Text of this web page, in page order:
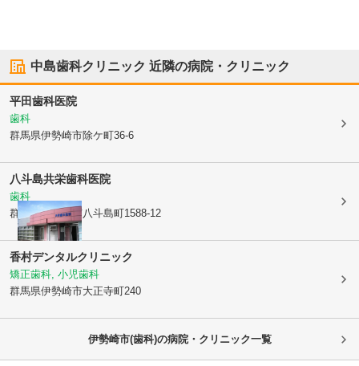
中島歯科クリニック 近隣の病院・クリニック
平田歯科医院
歯科
群馬県伊勢崎市除ケ町36-6
八斗島共栄歯科医院
歯科
群馬県伊勢崎市八斗島町1588-12
香村デンタルクリニック
矯正歯科, 小児歯科
群馬県伊勢崎市大正寺町240
伊勢崎市(歯科)の病院・クリニック一覧